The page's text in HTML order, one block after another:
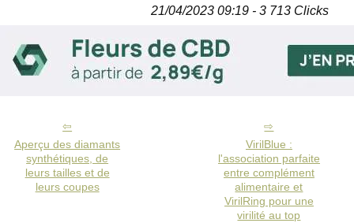
21/04/2023 09:19 - 3 713 Clicks
Aperçu des diamants
synthétiques, de
leurs tailles et de
leurs coupes
VirilBlue :
l'association parfaite
entre complément
alimentaire et
VirilRing pour une
virilité au top